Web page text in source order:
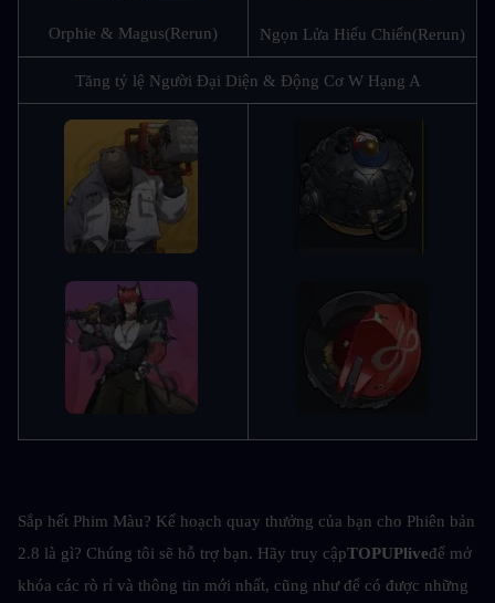
Orphie & Magus(Rerun) Ngọn Lửa Hiếu Chiến(Rerun)
Tăng tỷ lệ Người Đại Diện & Động Cơ W Hạng A
Sắp hết Phim Màu? Kế hoạch quay thưởng của bạn cho Phiên bản
2.8 là gì? Chúng tôi sẽ hỗ trợ bạn. Hãy truy cậpTOPUPliveđể mở
khóa các rò rỉ và thông tin mới nhất, cũng như để có được những